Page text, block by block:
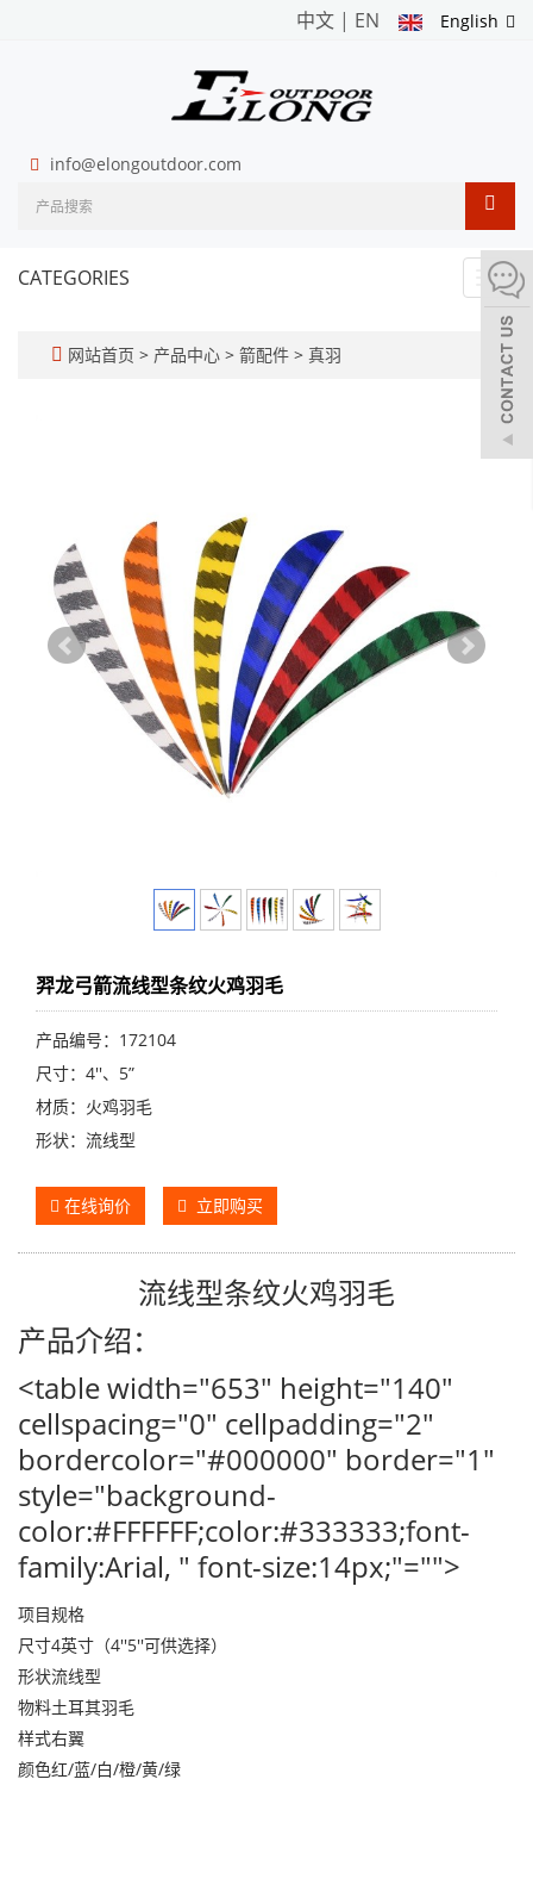
English
中文 | EN
info@elongoutdoor.com
CATEGORIES
网站首页 > 产品中心 > 箭配件 > 真羽
羿龙弓箭流线型条纹火鸡羽毛
产品编号：172104
尺寸：4''、5”
材质：火鸡羽毛
形状：流线型
在线询价 立即购买
流线型条纹火鸡羽毛
产品介绍：
<table width="653" height="140"
cellspacing="0" cellpadding="2"
bordercolor="#000000" border="1"
style="background-
color:#FFFFFF;color:#333333;font-
family:Arial, " font-size:14px;"="">
项目规格
尺寸4英寸（4''5''可供选择）
形状流线型
物料土耳其羽毛
样式右翼
颜色红/蓝/白/橙/黄/绿